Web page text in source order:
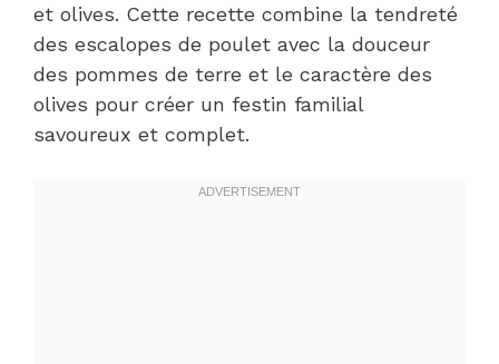
et olives. Cette recette combine la tendreté
des escalopes de poulet avec la douceur
des pommes de terre et le caractère des
olives pour créer un festin familial
savoureux et complet.